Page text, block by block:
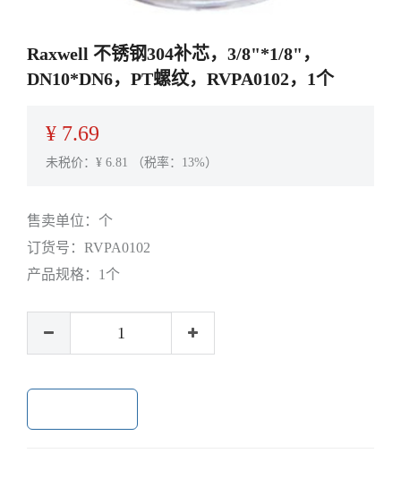
Raxwell 不锈钢304补芯，3/8"*1/8"，
DN10*DN6，PT螺纹，RVPA0102，1个
¥ 7.69
未税价：¥ 6.81 （税率：13%）
售卖单位： 个
订货号： RVPA0102
产品规格： 1个